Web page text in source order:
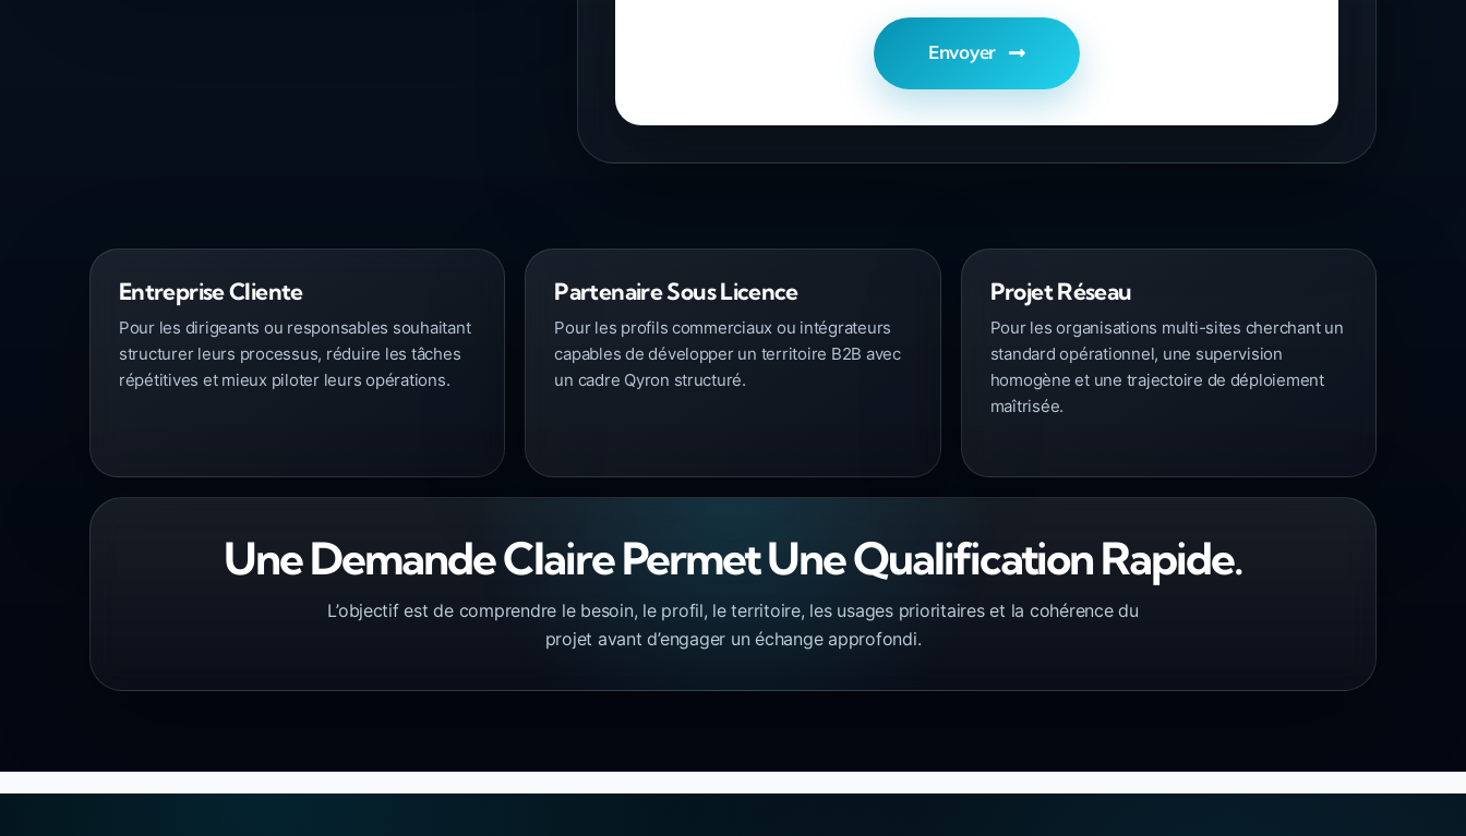
Envoyer
Entreprise Cliente
Pour les dirigeants ou responsables souhaitant
structurer leurs processus, réduire les tâches
répétitives et mieux piloter leurs opérations.
Partenaire Sous Licence
Pour les profils commerciaux ou intégrateurs
capables de développer un territoire B2B avec
un cadre Qyron structuré.
Projet Réseau
Pour les organisations multi-sites cherchant un
standard opérationnel, une supervision
homogène et une trajectoire de déploiement
maîtrisée.
Une Demande Claire Permet Une Qualification Rapide.
L’objectif est de comprendre le besoin, le profil, le territoire, les usages prioritaires et la cohérence du
projet avant d’engager un échange approfondi.